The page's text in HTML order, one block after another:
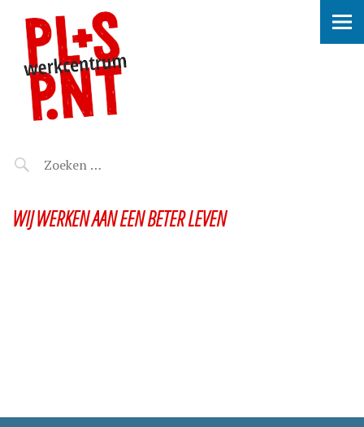
WIJ WERKEN AAN EEN BETER LEVEN